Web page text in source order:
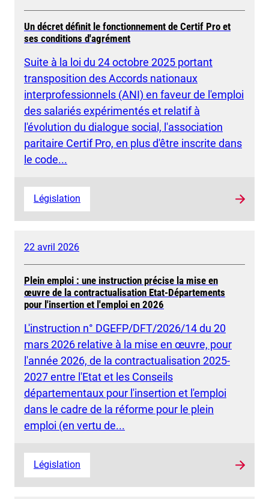
Un décret définit le fonctionnement de Certif Pro et
ses conditions d'agrément
Suite à la loi du 24 octobre 2025 portant
transposition des Accords nationaux
interprofessionnels (ANI) en faveur de l'emploi
des salariés expérimentés et relatif à
l'évolution du dialogue social, l'association
paritaire Certif Pro, en plus d'être inscrite dans
le code...
Législation
22 avril 2026
Plein emploi : une instruction précise la mise en
œuvre de la contractualisation Etat-Départements
pour l'insertion et l'emploi en 2026
L'instruction n° DGEFP/DFT/2026/14 du 20
mars 2026 relative à la mise en œuvre, pour
l'année 2026, de la contractualisation 2025-
2027 entre l'Etat et les Conseils
départementaux pour l'insertion et l'emploi
dans le cadre de la réforme pour le plein
emploi (en vertu de...
Législation